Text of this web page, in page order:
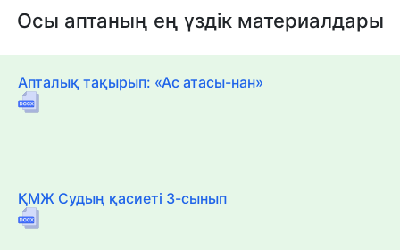
Осы аптаның ең үздік материалдары
Апталық тақырып: «Ас атасы-нан»
ҚМЖ Судың қасиеті 3-сынып